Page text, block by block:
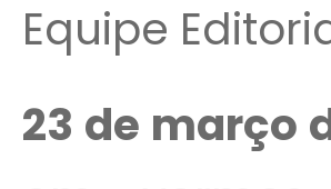
Equipe
23 de março